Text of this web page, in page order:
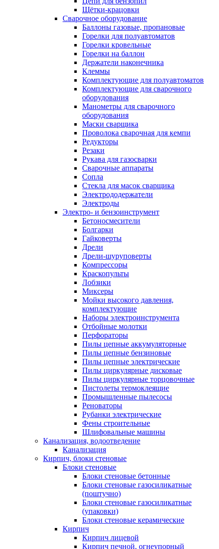
Щётки-крацовки
Сварочное оборудование
Баллоны газовые, пропановые
Горелки для полуавтоматов
Горелки кровельные
Горелки на баллон
Держатели наконечника
Клеммы
Комплектующие для полуавтоматов
Комплектующие для сварочного
оборудования
Манометры для сварочного
оборудования
Маски сварщика
Проволока сварочная для кемпи
Редукторы
Резаки
Рукава для газосварки
Сварочные аппараты
Сопла
Стекла для масок сварщика
Электрододержатели
Электроды
Электро- и бензоинструмент
Бетоносмесители
Болгарки
Гайковерты
Дрели
Дрели-шуруповерты
Компрессоры
Краскопульты
Лобзики
Миксеры
Мойки высокого давления,
комплектующие
Наборы электроинструмента
Отбойные молотки
Перфораторы
Пилы цепные аккумуляторные
Пилы цепные бензиновые
Пилы цепные электрические
Пилы циркулярные дисковые
Пилы циркулярные торцовочные
Пистолеты термоклеящие
Промышленные пылесосы
Реноваторы
Рубанки электрические
Фены строительные
Шлифовальные машины
Канализация, водоотведение
Канализация
Кирпич, блоки стеновые
Блоки стеновые
Блоки стеновые бетонные
Блоки стеновые газосиликатные
(поштучно)
Блоки стеновые газосиликатные
(упаковки)
Блоки стеновые керамические
Кирпич
Кирпич лицевой
Кирпич печной, огнеупорный